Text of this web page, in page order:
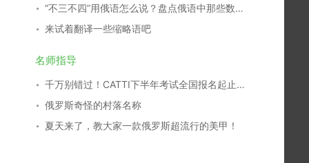
“不三不四”用俄语怎么说？盘点俄语中那些数字谚语
来试着翻译一些缩略语吧
名师指导
千万别错过！CATTI下半年考试全国报名起止时间查询表
俄罗斯奇怪的村落名称
夏天来了，教大家一款俄罗斯超流行的美甲！